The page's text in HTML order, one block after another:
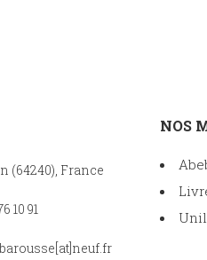
(64240), France
10 91
NOS